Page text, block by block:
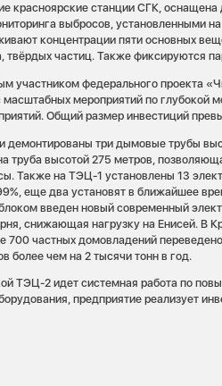
красноярские станции СГК, оснащена
выбросов, установленными
концентрации пяти основных
твёрдых частиц. Также фиксируются
участником федерального проекта
мероприятий по глубокой
Общий размер инвестиций
демонтированы три дымовые трубы
труба высотой 275 метров,
Также на ТЭЦ-1 установлены 13
еще два установят в ближайшее
введен новый современный
снижающая нагрузку на Енисей. В
700 частных домовладений переведено
более чем на 2 тысячи тонн в год.
ТЭЦ-2 идет системная работа по
предприятие реализует